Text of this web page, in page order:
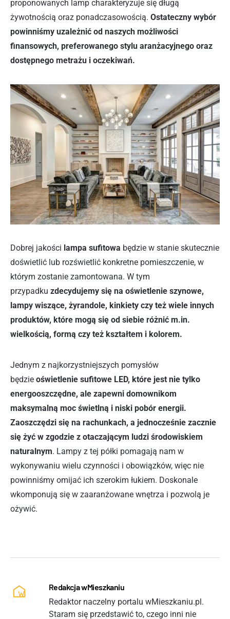
proponowanych lamp charakteryzuje się długą
żywotnością oraz ponadczasowością. Ostateczny wybór
powinniśmy uzależnić od naszych możliwości
finansowych, preferowanego stylu aranżacyjnego oraz
dostępnego metrażu i oczekiwań.
Dobrej jakości lampa sufitowa będzie w stanie skutecznie
doświetlić lub rozświetlić konkretne pomieszczenie, w
którym zostanie zamontowana. W tym
przypadku zdecydujemy się na oświetlenie szynowe,
lampy wiszące, żyrandole, kinkiety czy też wiele innych
produktów, które mogą się od siebie różnić m.in.
wielkością, formą czy też kształtem i kolorem.
Jednym z najkorzystniejszych pomysłów
będzie oświetlenie sufitowe LED, które jest nie tylko
energooszczędne, ale zapewni domownikom
maksymalną moc świetlną i niski pobór energii.
Zaoszczędzi się na rachunkach, a jednocześnie zacznie
się żyć w zgodzie z otaczającym ludzi środowiskiem
naturalnym. Lampy z tej półki pomagają nam w
wykonywaniu wielu czynności i obowiązków, więc nie
powinniśmy omijać ich szerokim łukiem. Doskonale
wkomponują się w zaaranżowane wnętrza i pozwolą je
ożywić.
Redakcja wMieszkaniu
Redaktor naczelny portalu wMieszkaniu.pl.
Staram się przedstawić to, czego inni nie